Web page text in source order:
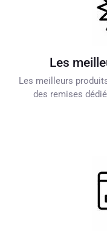
Les
Les meilleurs
des remises